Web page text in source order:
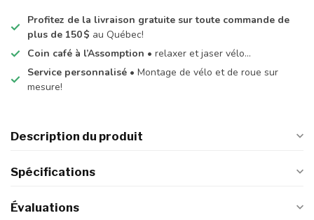
Profitez de la livraison gratuite sur toute commande de
plus de 150 $ au Québec!
Coin café à l’Assomption • relaxer et jaser vélo…
Service personnalisé • Montage de vélo et de roue sur
mesure!
Description du produit
Spécifications
Évaluations